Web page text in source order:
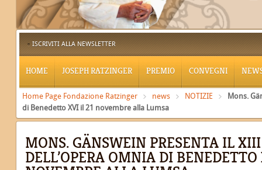
ISCRIVITI ALLA NEWSLETTER
HOME JOSEPH RATZINGER PREMIO CONVEGNI
Home Page Fondazione Ratzinger news NOTIZIE
Mons.
di Benedetto XVI il 21 novembre alla Lumsa
MONS. GÄNSWEIN PRESENTA IL
DELL’OPERA OMNIA DI